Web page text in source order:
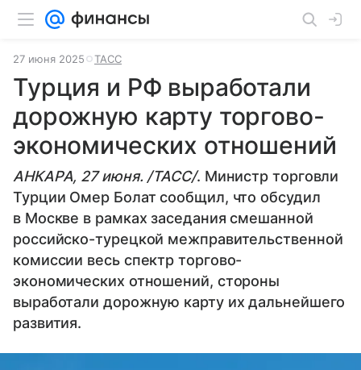
27 июня 2025 ТАСС
Турция и РФ выработали
дорожную карту торгово-
экономических отношений
АНКАРА, 27 июня. /ТАСС/. Министр торговли
Турции Омер Болат сообщил, что обсудил
в Москве в рамках заседания смешанной
российско-турецкой межправительственной
комиссии весь спектр торгово-
экономических отношений, стороны
выработали дорожную карту их дальнейшего
развития.